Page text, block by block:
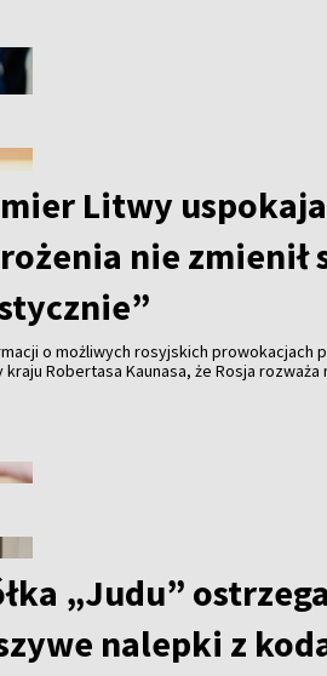
a odpady zostaną stamtąd usunięte w
Litwy
nie zmienił
o możliwych rosyjskich prowokacjach
kraju Robertasa Kaunasa, że Rosja rozważa
nie uległ istotnej zmianie, choć
pozostaje realne.
„Judu”
nalepki z